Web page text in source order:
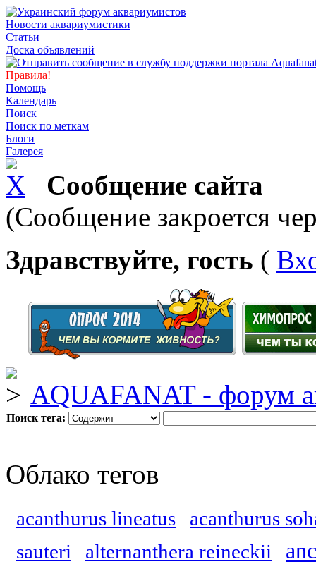
Новости аквариумистики
Статьи
Доска объявлений
Правила!
Помощь
Календарь
Поиск
Поиск по меткам
Блоги
Галерея
Сообщение сайта
(Сообщение закроется
Здравствуйте, гость (
AQUAFANAT - форум
Поиск тега:
Облако тегов
acanthurus lineatus
acanthurus
sauteri
alternanthera reineckii